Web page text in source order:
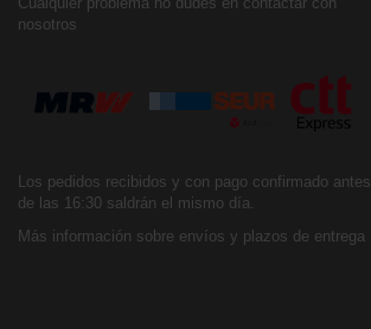
nosotros
Los pedidos recibidos y con pago confirmado antes
de las 16:30 saldrán el mismo día.
Más información sobre envíos y plazos de entrega